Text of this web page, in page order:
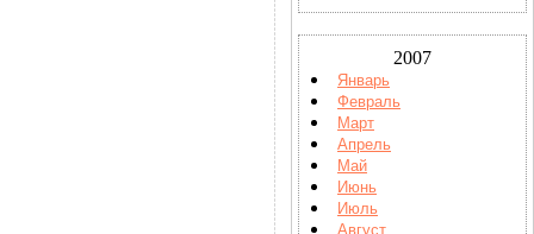
2007
Январь
Февраль
Март
Апрель
Май
Июнь
Июль
Август